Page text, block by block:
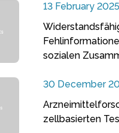
13 February 2025
sozialen
30 December
zellbasierten